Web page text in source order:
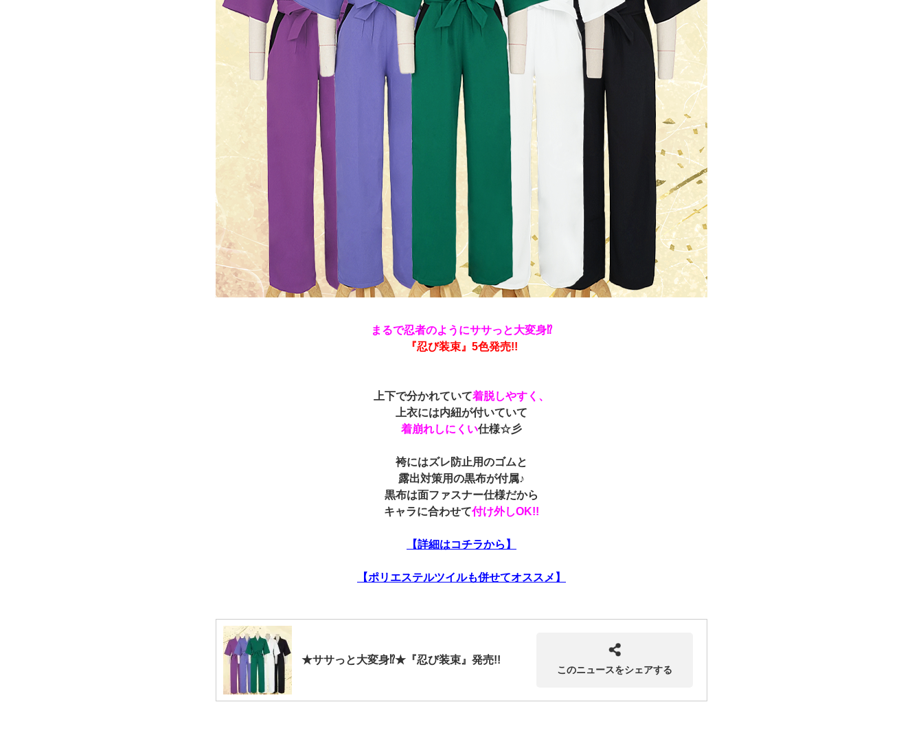
まるで忍者のようにササっと大変身⁉
『忍び装束』5色発売!!
上下で分かれていて着脱しやすく、
上衣には内紐が付いていて
着崩れしにくい仕様☆彡
袴にはズレ防止用のゴムと
露出対策用の黒布が付属♪
黒布は面ファスナー仕様だから
キャラに合わせて付け外しOK!!
【詳細はコチラから】
【ポリエステルツイルも併せてオススメ】
★ササっと大変身⁉★『忍び装束』発売!!
このニュースをシェアする